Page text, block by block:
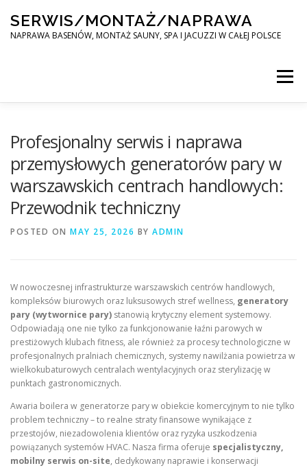
content
SERWIS/MONTAŻ/NAPRAWA
NAPRAWA BASENÓW, MONTAŻ SAUNY, SPA I JACUZZI W CAŁEJ POLSCE
Menu
MONTAŻ SAUNY, SPA, JACUZI W CAŁEJ POLSCE
KONTAKT
Profesjonalny serwis i naprawa
przemysłowych generatorów pary w
warszawskich centrach handlowych:
Przewodnik techniczny
POSTED ON MAY 25, 2026 BY ADMIN
W nowoczesnej infrastrukturze warszawskich centrów handlowych,
kompleksów biurowych oraz luksusowych stref wellness, generatory
pary (wytwornice pary) stanowią krytyczny element systemowy.
Odpowiadają one nie tylko za funkcjonowanie łaźni parowych w
prestiżowych klubach fitness, ale również za procesy technologiczne w
profesjonalnych pralniach chemicznych, systemy nawilżania powietrza w
wielkokubaturowych centralach wentylacyjnych oraz sterylizację w
punktach gastronomicznych.
Awaria boilera w generatorze pary w obiekcie komercyjnym to nie tylko
problem techniczny – to realne straty finansowe wynikające z
przestojów, niezadowolenia klientów oraz ryzyka uszkodzenia
powiązanych systemów HVAC. Nasza firma oferuje specjalistyczny,
mobilny serwis on-site, dedykowany naprawie i konserwacji